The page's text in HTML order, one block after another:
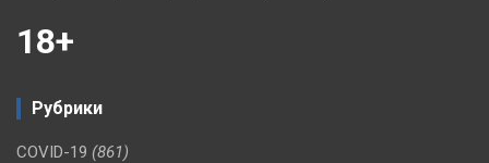
18+
Рубрики
COVID-19 (861)